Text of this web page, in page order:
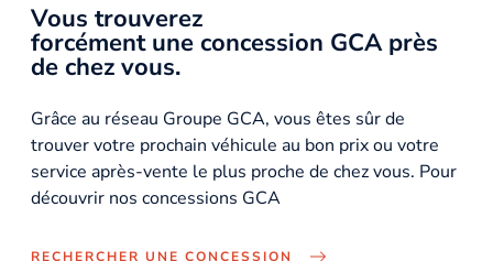
Vous trouverez
forcément une concession GCA près
de chez vous.
Grâce au réseau Groupe GCA, vous êtes sûr de
trouver votre prochain véhicule au bon prix ou votre
service après-vente le plus proche de chez vous. Pour
découvrir nos concessions GCA
RECHERCHER UNE CONCESSION